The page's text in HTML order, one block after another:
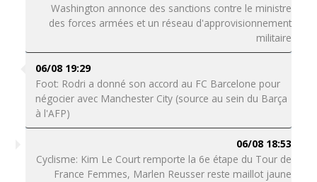
Washington annonce des sanctions contre le ministre
des forces armées et un réseau d'approvisionnement
militaire
06/08 19:29
Foot: Rodri a donné son accord au FC Barcelone pour
négocier avec Manchester City (source au sein du Barça
à l'AFP)
06/08 18:53
Cyclisme: Kim Le Court remporte la 6e étape du Tour de
France Femmes, Marlen Reusser reste maillot jaune